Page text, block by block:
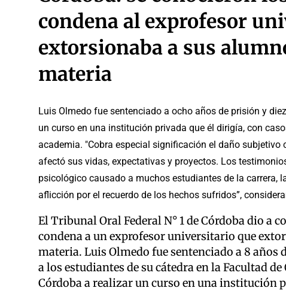
condena al exprofesor
extorsionaba a sus
materia
Luis Olmedo fue sentenciado a ocho años de prisión y
un curso en una institución privada que él dirigía, con
academia. "Cobra especial significación el daño
afectó sus vidas, expectativas y proyectos. Los
psicológico causado a muchos estudiantes de la carrera,
aflicción por el recuerdo de los hechos sufridos”,
El Tribunal Oral Federal N° 1 de Córdoba dio a
condena a un exprofesor universitario que
materia. Luis Olmedo fue sentenciado a 8
a los estudiantes de su cátedra en la Facultad
Córdoba a realizar un curso en una institución